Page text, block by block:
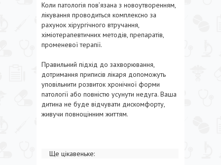
Коли патологія пов’язана з новоутворенням,
лікування проводиться комплексно за
рахунок хірургічного втручання,
хіміотерапевтичних методів, препаратів,
променевої терапії.
Правильний підхід до захворювання,
дотримання приписів лікаря допоможуть
уповільнити розвиток хронічної форми
патології або повністю усунути недуга. Ваша
дитина не буде відчувати дискомфорту,
живучи повноцінним життям.
Ще цікавеньке: